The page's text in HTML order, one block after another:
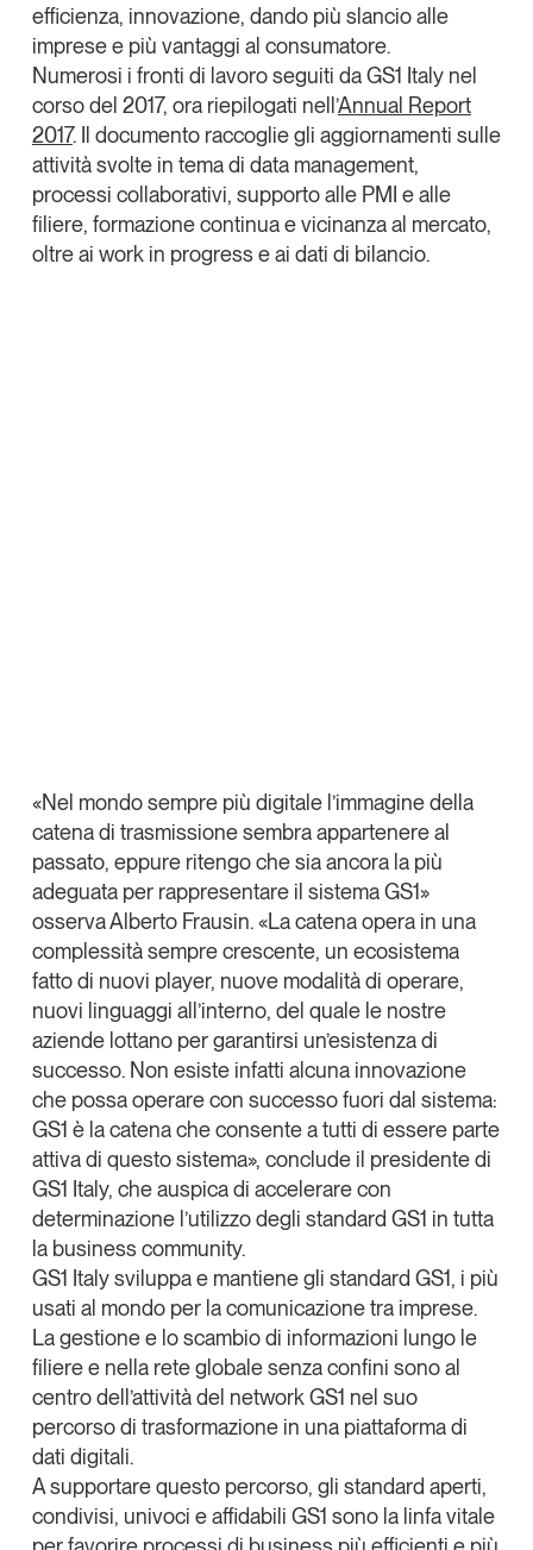
Eventi e formazione
Tutti gli appuntamenti
Chi siamo
Newsletter
Contatti
Tendenze Journal
Leggi il magazine
Tendenze è il magazine di GS1 Italy che racconta in
modo indipendente il cambiamento e le sfide del largo
consumo e dell’economia a professionisti e
consumatori
GS1 Italy GS1 Italy GS1 Italy
Tendenze
GS1 Italy
efficienza, innovazione, dando più slancio alle
imprese e più vantaggi al consumatore.
Numerosi i fronti di lavoro seguiti da GS1 Italy nel
corso del 2017, ora riepilogati nell’Annual Report
2017. Il documento raccoglie gli aggiornamenti sulle
attività svolte in tema di data management,
processi collaborativi, supporto alle PMI e alle
filiere, formazione continuaevicinanza al mercato,
oltre ai work in progresse ai dati di bilancio.
«Nel mondo sempre più digitale l’immagine della
catena di trasmissione sembra appartenere al
passato, eppure ritengo che sia ancora la più
adeguata per rappresentare il sistema GS1»
osservaAlberto Frausin. «La catena opera in una
complessità sempre crescente, un ecosistema
fatto di nuovi player, nuove modalità di operare,
nuovi linguaggi all’interno, del quale le nostre
aziende lottano per garantirsi un’esistenza di
successo. Non esiste infatti alcuna innovazione
che possa operare con successo fuori dal sistema:
GS1 è la catena che consente a tutti di essere parte
attiva di questo sistema», conclude il presidente di
GS1 Italy, che auspica di accelerare con
determinazione l’utilizzo degli standard GS1 in tutta
la business community.
GS1 Italysviluppa e mantiene gli standard GS1, i più
usati al mondo per la comunicazione tra imprese.
La gestione e lo scambio di informazioni lungo le
filiere e nella rete globale senza confini sono al
centro dell’attività del network GS1 nel suo
percorso di trasformazione in una piattaforma di
dati digitali.
A supportare questo percorso, gli standard aperti,
condivisi, univoci e affidabili GS1 sono la linfa vitale